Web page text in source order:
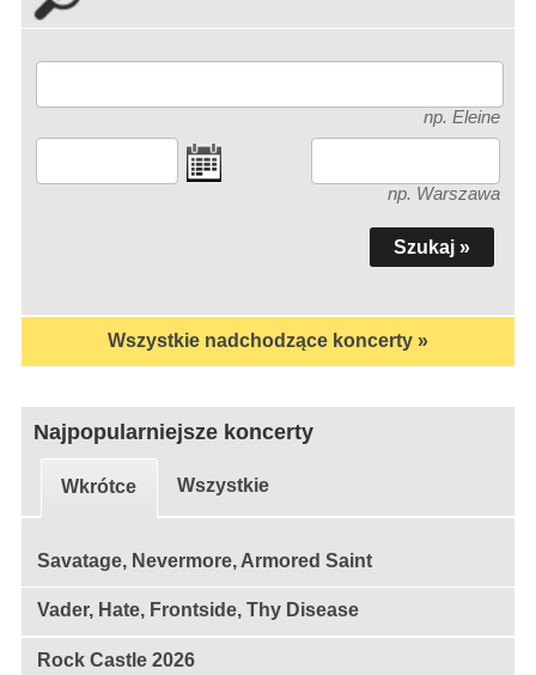
np. Eleine
np. Warszawa
Wszystkie nadchodzące koncerty »
Najpopularniejsze koncerty
Wkrótce Wszystkie
Savatage, Nevermore, Armored Saint
Vader, Hate, Frontside, Thy Disease
Rock Castle 2026